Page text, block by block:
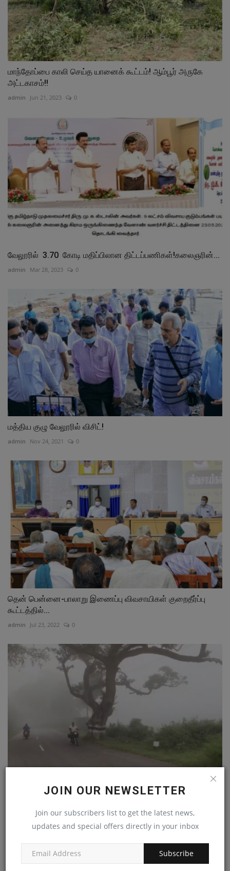
JOIN OUR NEWSLETTER
Join our subscribers list to get the latest news,
updates and special offers directly in your inbox
Subscribe
மாந்தோப்பை காலி செய்த யானைக் கூட்டம்! ஆம்பூர் அருகே
அட்டகாசம்!!
admin Jun 21, 2023 0
வேலூரில் 3.70 கோடி மதிப்பிலான திட்டப்பணிகள்!கலைஞரின்...
admin Mar 28, 2023 0
மத்திய குழு வேலூரில் விசிட்!
admin Nov 24, 2021 0
தென் பென்னை-பாலாறு இணைப்பு விவசாயிகள் குறைதீர்ப்பு
கூட்டத்தில்...
admin Jul 23, 2022 0
Oct 13, 2023
COMMENTS